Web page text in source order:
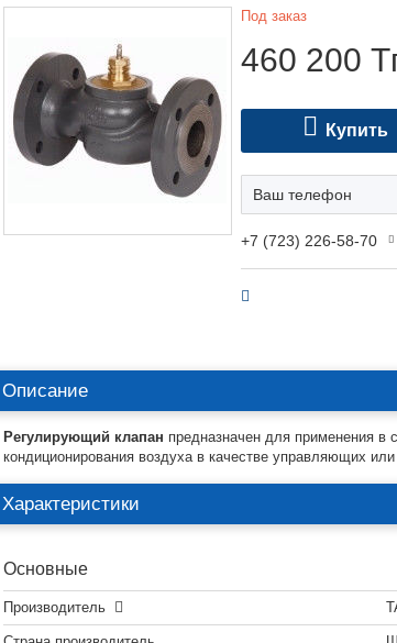
Под заказ
460 200
Купить
+7 (723) 226-58-70
Описание
Регулирующий клапан предназначен для применения в
кондиционирования воздуха в качестве управляющих
Характеристики
Основные
Производитель